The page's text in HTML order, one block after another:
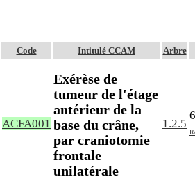
Code Intitulé CCAM Arbre
ACFA001
Exérèse de
tumeur de l'étage
antérieur de la
base du crâne,
par craniotomie
frontale
unilatérale
1.2.5